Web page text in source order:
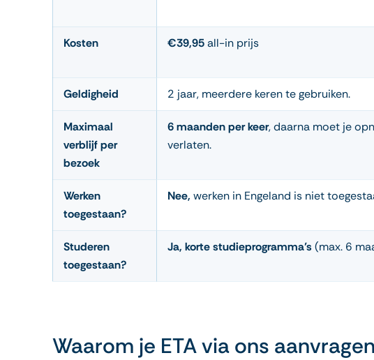
Kosten €39,95all-in prijs
Geldigheid 2 jaar, meerdere keren te gebruiken.
Maximaal
verblijf per
bezoek
6 maanden per keer, daarna moet je
verlaten.
Werken
toegestaan?
Nee, werken in Engeland is niet
Studeren
toegestaan?
Ja, korte studieprogramma’s (max. 6
Waarom je ETA via ons